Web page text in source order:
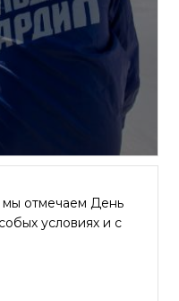
мы отмечаем День
условиях и с